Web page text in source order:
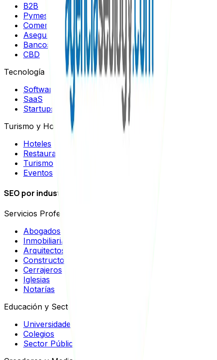
B2B
Pymes
Comercios
Aseguradoras
Bancos
CBD
Tecnología
Software
SaaS
Startups
Turismo y Hospitalidad
Hoteles
Restaurantes
Turismo
Eventos
SEO por industrias
Servicios Profesionales
Abogados
Inmobiliarias
Arquitectos
Constructoras
Cerrajeros
Iglesias
Notarías
Educación y Sector Público
Universidades
Colegios
Sector Público